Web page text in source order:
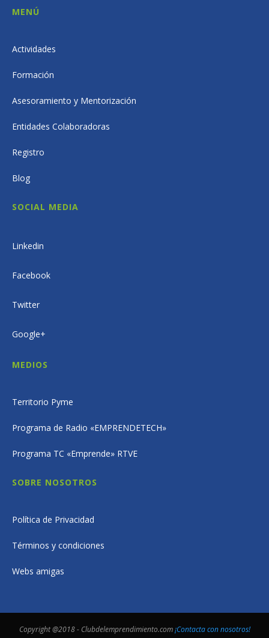
MENÚ
Actividades
Formación
Asesoramiento y Mentorización
Entidades Colaboradoras
Registro
Blog
SOCIAL MEDIA
Linkedin
Facebook
Twitter
Google+
MEDIOS
Territorio Pyme
Programa de Radio «EMPRENDETECH»
Programa TC «Emprende» RTVE
SOBRE NOSOTROS
Política de Privacidad
Términos y condiciones
Webs amigas
Copyright @2018 - Clubdelemprendimiento.com¡Contacta con nosotros!